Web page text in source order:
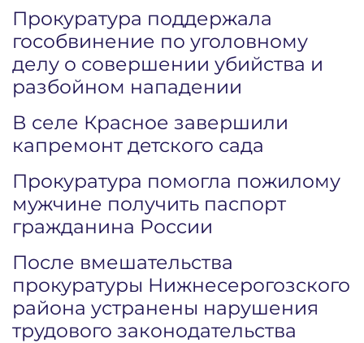
Прокуратура поддержала
гособвинение по уголовному
делу о совершении убийства и
разбойном нападении
В селе Красное завершили
капремонт детского сада
Прокуратура помогла пожилому
мужчине получить паспорт
гражданина России
После вмешательства
прокуратуры Нижнесерогозского
района устранены нарушения
трудового законодательства